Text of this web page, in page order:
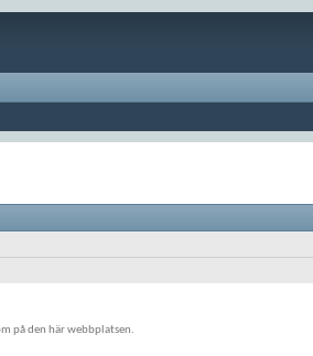
på den här webbplatsen.